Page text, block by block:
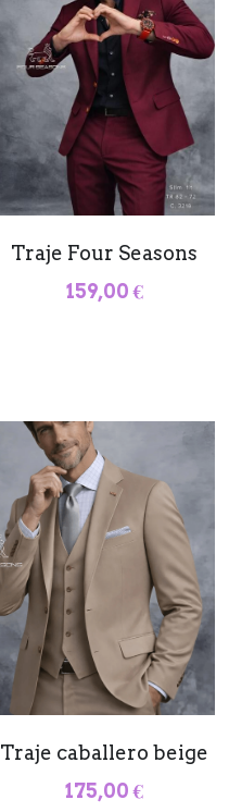
Traje Four Seasons
159,00 €
Traje caballero beige
175,00 €